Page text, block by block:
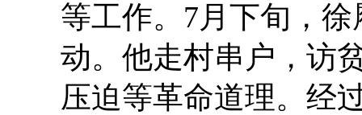
等工作。7月下旬，
动。他走村串户，访
压迫等革命道理。经